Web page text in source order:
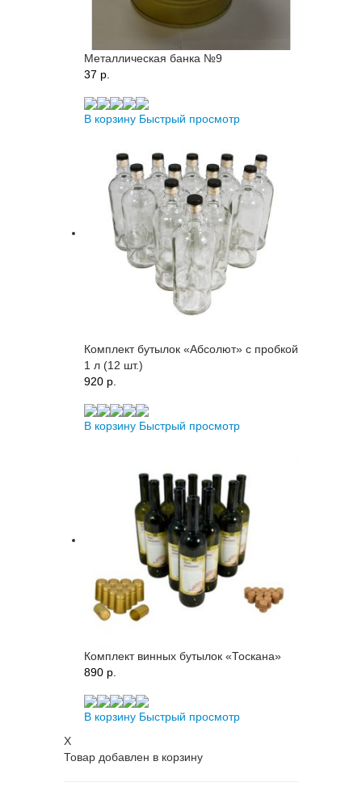
Металлическая банка №9
37 p.
В корзину Быстрый просмотр
Комплект бутылок «Абсолют» с пробкой
1 л (12 шт.)
920 p.
В корзину Быстрый просмотр
Комплект винных бутылок «Тоскана»
890 p.
В корзину Быстрый просмотр
X
Товар добавлен в корзину